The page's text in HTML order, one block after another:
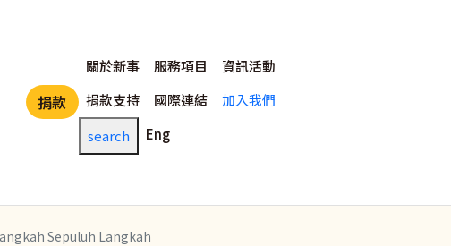
捐款
主選單
關於新事 服務項目
資訊活動
捐款支持
國際連結
加入我們
search
Eng
Sepuluh Langkah